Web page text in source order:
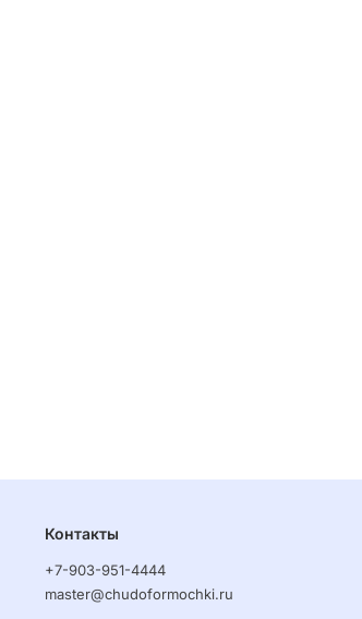
Контакты
+7-903-951-4444
master@chudoformochki.ru